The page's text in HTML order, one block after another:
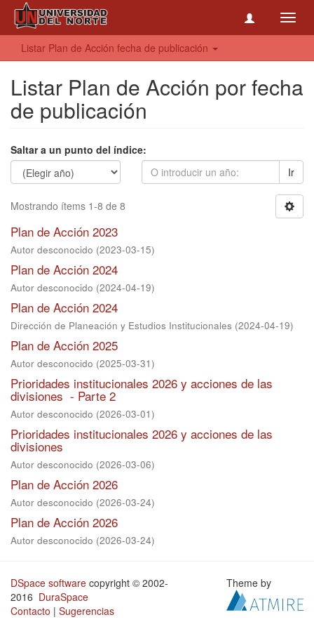
Listar Plan de Acción fecha de publicación
Listar Plan de Acción por fecha
de publicación
Saltar a un punto del índice:
Ir
Mostrando ítems 1-8 de 8
Plan de Acción 2023
Autor desconocido (2023-03-15)
Plan de Acción 2024
Autor desconocido (2024-04-19)
Plan de Acción 2024
Dirección de Planeación y Estudios Institucionales (2024-04-19)
Plan de Acción 2025
Autor desconocido (2025-03-31)
Prioridades institucionales 2026 y acciones de las
divisiones - Parte 2
Autor desconocido (2026-03-01)
Prioridades institucionales 2026 y acciones de las
divisiones
Autor desconocido (2026-03-06)
Plan de Acción 2026
Autor desconocido (2026-03-24)
Plan de Acción 2026
Autor desconocido (2026-03-24)
DSpace software copyright © 2002-
2016 DuraSpace
Contacto | Sugerencias
Theme by